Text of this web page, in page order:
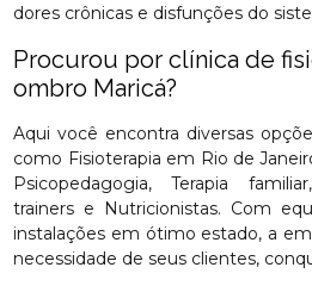
dores crônicas e disfunções do
Procurou por clínica de
ombro Maricá?
Aqui você encontra diversas
como Fisioterapia em Rio de
Psicopedagogia, Terapia
trainers e Nutricionistas. Com
instalações em ótimo estado, a
necessidade de seus clientes,